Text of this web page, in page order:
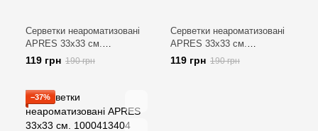
Серветки неароматизовані
APRES 33х33 см.
1000454276
119 грн 190 грн
Серветки неароматизовані
APRES 33х33 см.
1000454285
119 грн 190 грн
−37%